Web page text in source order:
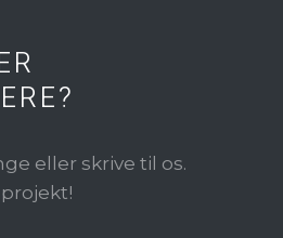
eller skrive til os.